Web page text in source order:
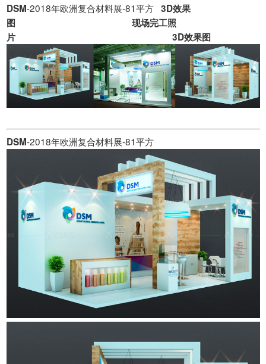
DSM-2018年欧洲复合材料展-81平方3D效果
图 现场完工照
片 3D效果图
DSM-2018年欧洲复合材料展-81平方